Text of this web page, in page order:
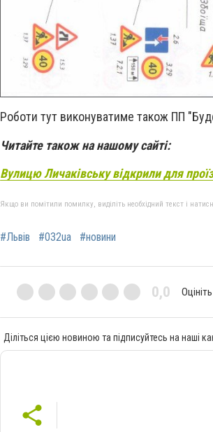
Роботи тут виконуватиме також ПП
Читайте також на нашому сайті:
Вулицю Личаківську відкрили для
Якщо ви помітили помилку, виділіть необхідний текст і
#Львів #032ua #новини
0,0
Діліться цією новиною та підписуйтесь на наші